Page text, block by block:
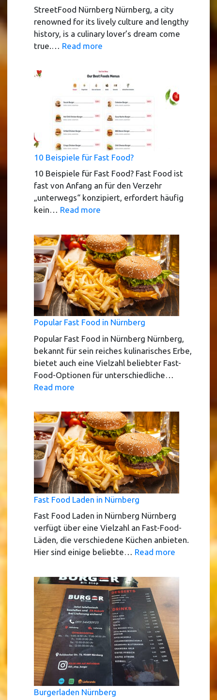
StreetFood Nürnberg Nürnberg, a city
renowned for its lively culture and lengthy
history, is a culinary lover’s dream come
true.… Read more
10
StreetFood
in
2025
10 Beispiele für Fast Food?
10 Beispiele für Fast Food? Fast Food ist
fast von Anfang an für den Verzehr
„unterwegs“ konzipiert, erfordert häufig
kein… Read more
Beispiele
für
Fast
Food?
Popular Fast Food in Nürnberg
Popular Fast Food in Nürnberg Nürnberg,
bekannt für sein reiches kulinarisches Erbe,
bietet auch eine Vielzahl beliebter Fast-
Food-Optionen für unterschiedliche…
Read more
Fast
Food
in
Nürnberg
Fast Food Laden in Nürnberg
Fast Food Laden in Nürnberg Nürnberg
verfügt über eine Vielzahl an Fast-Food-
Läden, die verschiedene Küchen anbieten.
Hier sind einige beliebte… Read more
Burgerladen Nürnberg